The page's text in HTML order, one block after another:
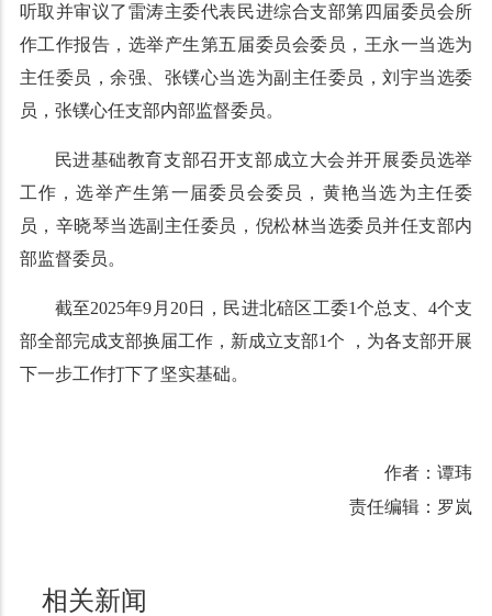
听取并审议了雷涛主委代表民进综合支部第四届委员会所
作工作报告，选举产生第五届委员会委员，王永一当选为
主任委员，余强、张镤心当选为副主任委员，刘宇当选委
员，张镤心任支部内部监督委员。
民进基础教育支部召开支部成立大会并开展委员选举
工作，选举产生第一届委员会委员，黄艳当选为主任委
员，辛晓琴当选副主任委员，倪松林当选委员并任支部内
部监督委员。
截至2025年9月20日，民进北碚区工委1个总支、4个支
部全部完成支部换届工作，新成立支部1个 ，为各支部开展
下一步工作打下了坚实基础。
作者：谭玮
责任编辑：罗岚
相关新闻